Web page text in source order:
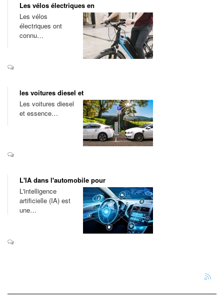
Les vélos électriques en
Les vélos
électriques ont
connu…
les voitures diesel et
Les voitures diesel
et essence…
L'IA dans l'automobile pour
L'intelligence
artificielle (IA) est
une…